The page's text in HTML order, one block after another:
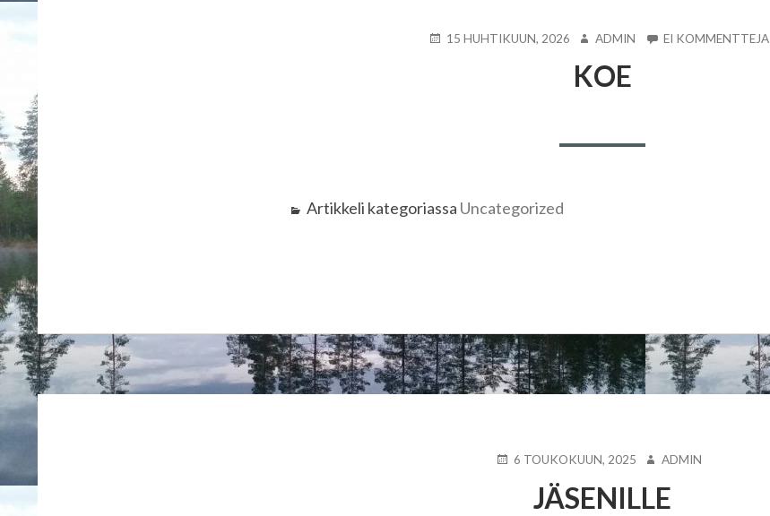
JULKAISTU
15 HUHTIKUUN, 2026 KIRJOITTAJA
ADMIN EI KOMMENTTEJA
KOE
Artikkeli kategoriassa Uncategorized
JULKAISTU
6 TOUKOKUUN, 2025 KIRJOITTAJA
ADMIN
JÄSENILLE